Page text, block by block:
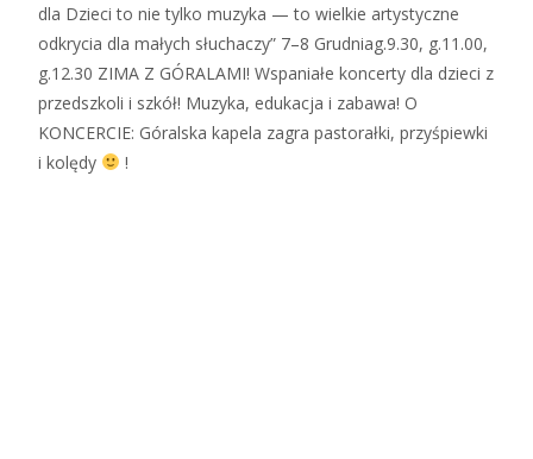
dla Dzieci to nie tylko muzyka — to wielkie artystyczne
odkrycia dla małych słuchaczy” 7–8 Grudniag.9.30, g.11.00,
g.12.30 ZIMA Z GÓRALAMI! Wspaniałe koncerty dla dzieci z
przedszkoli i szkół! Muzyka, edukacja i zabawa! O
KONCERCIE: Góralska kapela zagra pastorałki, przyśpiewki
i kolędy
!